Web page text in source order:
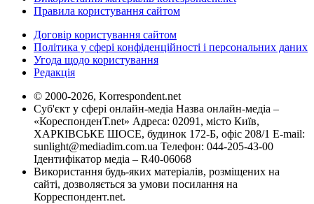
Правила користування сайтом
Договір користування сайтом
Політика у сфері конфіденційності і персональних даних
Угода щодо користування
Редакція
© 2000-2026, Korrespondent.net
Суб'єкт у сфері онлайн-медіа Назва онлайн-медіа –
«КореспонденТ.net» Адреса: 02091, місто Київ,
ХАРКІВСЬКЕ ШОСЕ, будинок 172-Б, офіс 208/1 E-mail:
sunlight@mediadim.com.ua Телефон: 044-205-43-00
Ідентифікатор медіа – R40-06068
Використання будь-яких матеріалів, розміщених на
сайті, дозволяється за умови посилання на
Корреспондент.net.